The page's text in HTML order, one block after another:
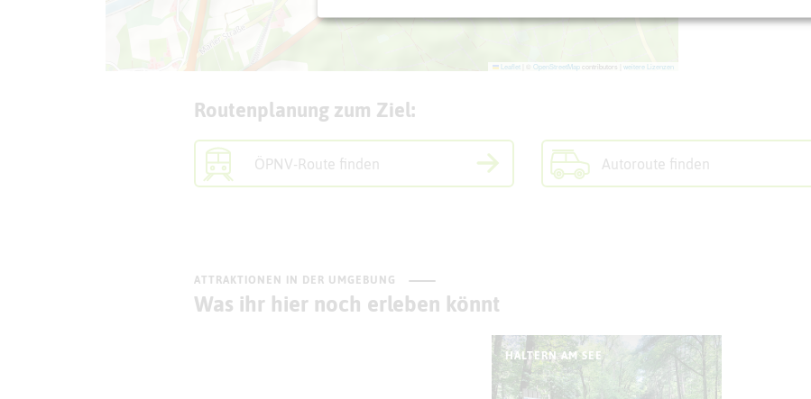
Leaflet OpenStreetMap contributors | weitere Lizenzen
Routenplanung zum Ziel:
ÖPNV-Route finden Autoroute finden
ATTRAKTIONEN IN DER UMGEBUNG
Was ihr hier noch erleben könnt
HALTERN AM SEE